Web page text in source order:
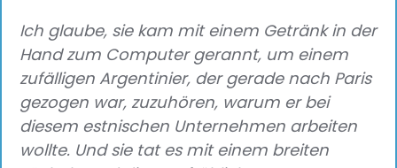
Ich glaube, sie kam mit einem Getränk in der
Hand zum Computer gerannt, um einem
zufälligen Argentinier, der gerade nach Paris
gezogen war, zuzuhören, warum er bei
diesem estnischen Unternehmen arbeiten
wollte. Und sie tat es mit einem breiten